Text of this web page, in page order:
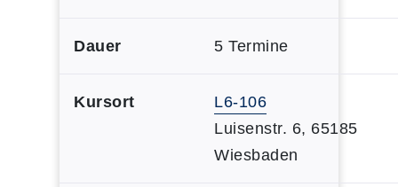
Dauer 5 Termine
Kursort
L6-106
Luisenstr. 6, 65185
Wiesbaden